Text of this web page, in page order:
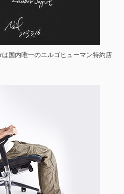
国内唯一のエルゴヒューマン特約店